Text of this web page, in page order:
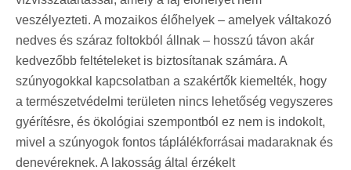
veszélyezteti. A mozaikos élőhelyek – amelyek váltakozó
nedves és száraz foltokból állnak – hosszú távon akár
kedvezőbb feltételeket is biztosítanak számára. A
szúnyogokkal kapcsolatban a szakértők kiemelték, hogy
a természetvédelmi területen nincs lehetőség vegyszeres
gyérítésre, és ökológiai szempontból ez nem is indokolt,
mivel a szúnyogok fontos táplálékforrásai madaraknak és
denevéreknek. A lakosság által érzékelt